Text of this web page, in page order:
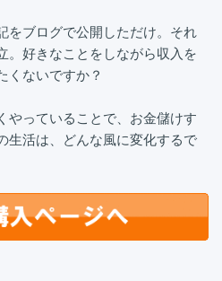
をブログで公開しただけ。それ
。好きなことをしながら収入を
くないですか？
やっていることで、お金儲けす
生活は、どんな風に変化するで